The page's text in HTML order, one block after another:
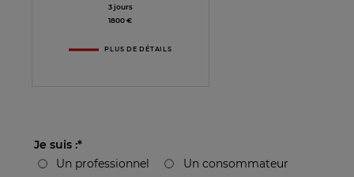
3 jours
1800 €
PLUS DE DÉTAILS
Je suis :
Un professionnel
Un consommateur